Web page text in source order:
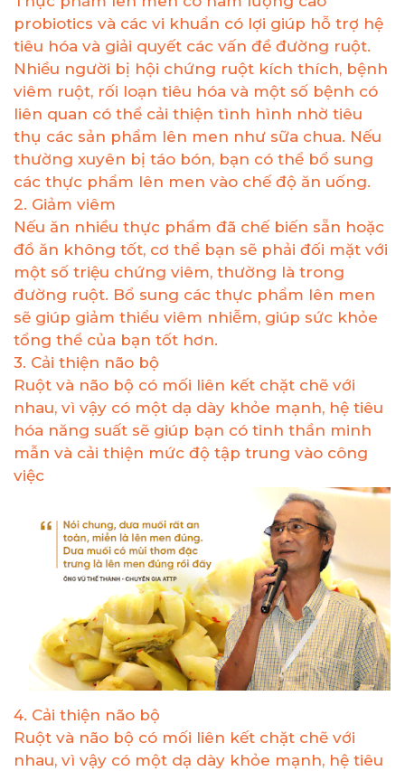
probiotics và các vi khuẩn có lợi giúp hỗ trợ hệ
tiêu hóa và giải quyết các vấn đề đường ruột.
Nhiều người bị hội chứng ruột kích thích, bệnh
viêm ruột, rối loạn tiêu hóa và một số bệnh có
liên quan có thể cải thiện tình hình nhờ tiêu
thụ các sản phẩm lên men như sữa chua. Nếu
thường xuyên bị táo bón, bạn có thể bổ sung
các thực phẩm lên men vào chế độ ăn uống.
2. Giảm viêm
Nếu ăn nhiều thực phẩm đã chế biến sẵn hoặc
đồ ăn không tốt, cơ thể bạn sẽ phải đối mặt với
một số triệu chứng viêm, thường là trong
đường ruột. Bổ sung các thực phẩm lên men
sẽ giúp giảm thiểu viêm nhiễm, giúp sức khỏe
tổng thể của bạn tốt hơn.
3. Cải thiện não bộ
Ruột và não bộ có mối liên kết chặt chẽ với
nhau, vì vậy có một dạ dày khỏe mạnh, hệ tiêu
hóa năng suất sẽ giúp bạn có tinh thần minh
mẫn và cải thiện mức độ tập trung vào công
việc
4. Cải thiện não bộ
Ruột và não bộ có mối liên kết chặt chẽ với
nhau, vì vậy có một dạ dày khỏe mạnh, hệ tiêu